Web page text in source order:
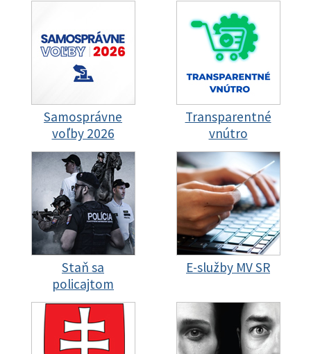
Samosprávne
voľby 2026
Transparentné
vnútro
Staň sa
policajtom
E-služby MV SR